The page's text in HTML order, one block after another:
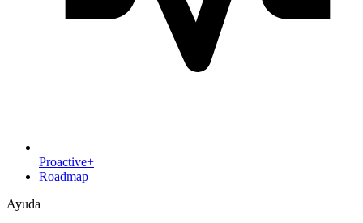
Proactive+
Roadmap
Ayuda